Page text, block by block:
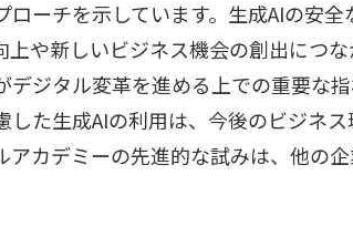
ローチを示しています。生成AIの安
上や新しいビジネス機会の創出につ
デジタル変革を進める上での重要な
した生成AIの利用は、今後のビジネ
アカデミーの先進的な試みは、他の